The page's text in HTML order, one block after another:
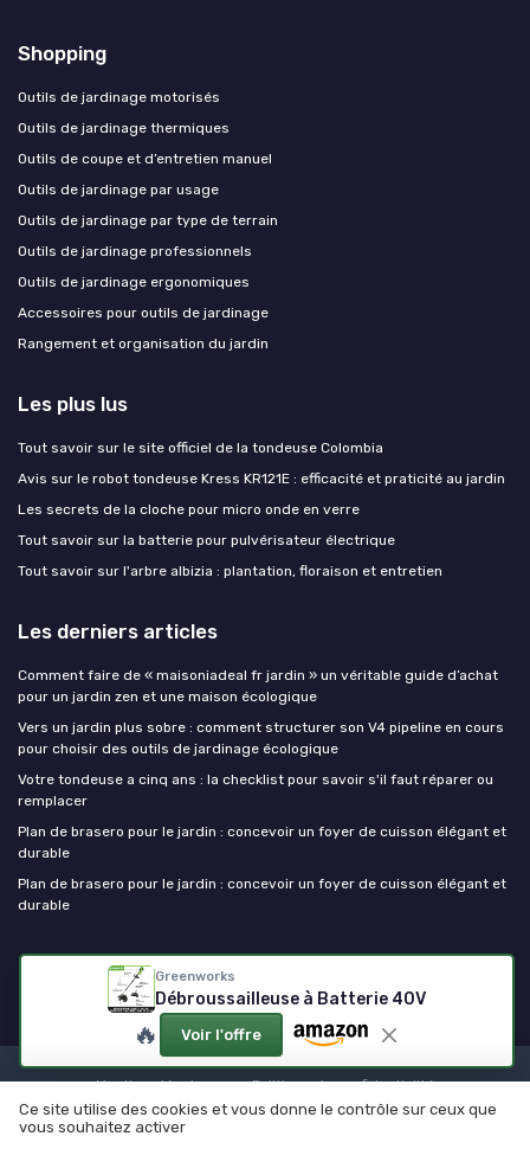
Greenworks
Débroussailleuse à Batterie 40V
🔥 Voir l'offre
Shopping
Outils de jardinage motorisés
Outils de jardinage thermiques
Outils de coupe et d’entretien manuel
Outils de jardinage par usage
Outils de jardinage par type de terrain
Outils de jardinage professionnels
Outils de jardinage ergonomiques
Accessoires pour outils de jardinage
Rangement et organisation du jardin
Les plus lus
Tout savoir sur le site officiel de la tondeuse Colombia
Avis sur le robot tondeuse Kress KR121E : efficacité et praticité au jardin
Les secrets de la cloche pour micro onde en verre
Tout savoir sur la batterie pour pulvérisateur électrique
Tout savoir sur l'arbre albizia : plantation, floraison et entretien
Les derniers articles
Comment faire de « maisoniadeal fr jardin » un véritable guide d’achat
pour un jardin zen et une maison écologique
Vers un jardin plus sobre : comment structurer son V4 pipeline en cours
pour choisir des outils de jardinage écologique
Votre tondeuse a cinq ans : la checklist pour savoir s'il faut réparer ou
remplacer
Plan de brasero pour le jardin : concevoir un foyer de cuisson élégant et
durable
Plan de brasero pour le jardin : concevoir un foyer de cuisson élégant et
durable
Outils de jardinage
Mentions légales
Politique de confidentialité
© Outils de jardinage 2026
Ce site utilise des cookies et vous donne le contrôle sur ceux que
vous souhaitez activer